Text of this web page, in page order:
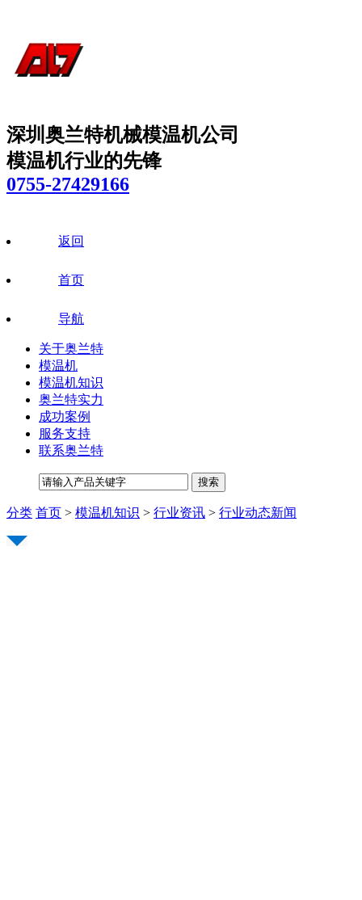
深圳奥兰特机械模温机公司
模温机行业的先锋
0755-27429166
返回
首页
导航
关于奥兰特
模温机
模温机知识
奥兰特实力
成功案例
服务支持
联系奥兰特
分类 首页 > 模温机知识 > 行业资讯 > 行业动态新闻